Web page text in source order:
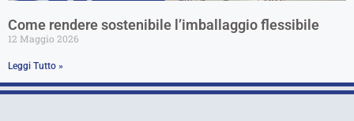
Come rendere sostenibile l’imballaggio flessibile
12 Maggio 2026
Leggi Tutto »